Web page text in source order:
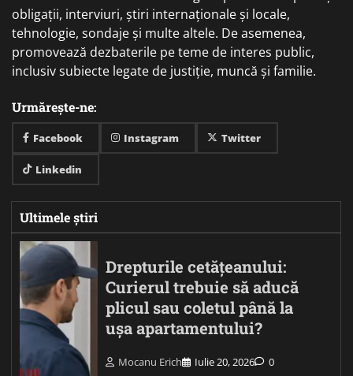
obligații, interviuri, știri internaționale și locale,
tehnologie, sondaje și multe altele. De asemenea,
promovează dezbaterile pe teme de interes public,
inclusiv subiecte legate de justiție, muncă și familie.
Urmărește-ne:
Facebook Instagram Twitter
Linkedin
Ultimele știri
Drepturile cetățeanului:
Curierul trebuie să aducă
plicul sau coletul până la
ușa apartamentului?
Mocanu Erich Iulie 20, 2026 0